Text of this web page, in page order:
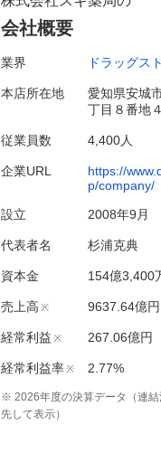
会社概要
業界 ドラッグス
本店所在地
愛知県安城
丁目８番地４
従業員数 4,400人
企業URL
https://
p/company/
設立 2008年9月
代表者名 杉浦克典
資本金 154億3,400
売上高 ※ 9637.64億円
経常利益 ※ 267.06億円
経常利益率※ 2.77%
※ 2026年度の決算データ（連
先して表示）